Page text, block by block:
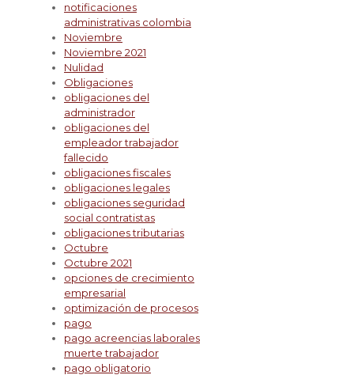
notificaciones
administrativas colombia
Noviembre
Noviembre 2021
Nulidad
Obligaciones
obligaciones del
administrador
obligaciones del
empleador trabajador
fallecido
obligaciones fiscales
obligaciones legales
obligaciones seguridad
social contratistas
obligaciones tributarias
Octubre
Octubre 2021
opciones de crecimiento
empresarial
optimización de procesos
pago
pago acreencias laborales
muerte trabajador
pago obligatorio